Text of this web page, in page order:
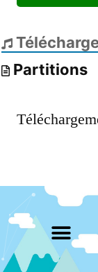
Partitions